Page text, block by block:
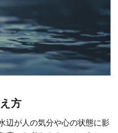
方
辺が人の気分や心の状態に影